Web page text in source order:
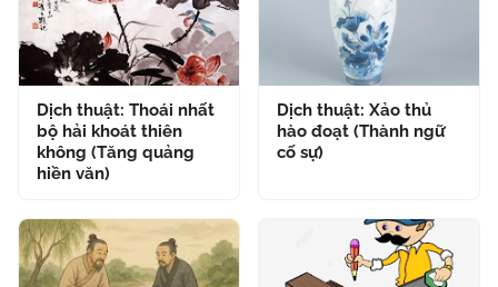
Dịch thuật: Thoái nhất
bộ hải khoát thiên
không (Tăng quảng
hiền văn)
Dịch thuật: Xảo thủ
hào đoạt (Thành ngữ
cố sự)